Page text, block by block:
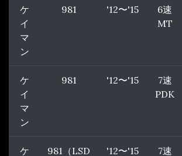
ケ
イ
マ
ン
981 '12〜'15
6速
MT
ケ
イ
マ
ン
981 '12〜'15
7速
PDK
ケ
981（LSD
'12〜'15
7速